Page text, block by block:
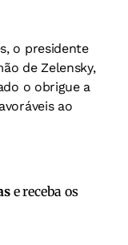
o presidente
de Zelensky,
o obrigue a
ao
e receba os